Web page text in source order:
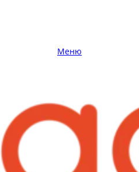
Меню